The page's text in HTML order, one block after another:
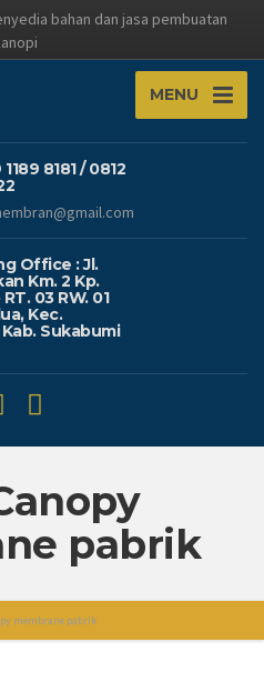
bahan dan jasa pembuatan
MENU
1189 8181 / 0812
Office : Jl.
Km. 2 Kp.
03 RW. 01
Kec.
Sukabumi
pabrik
membrane pabrik